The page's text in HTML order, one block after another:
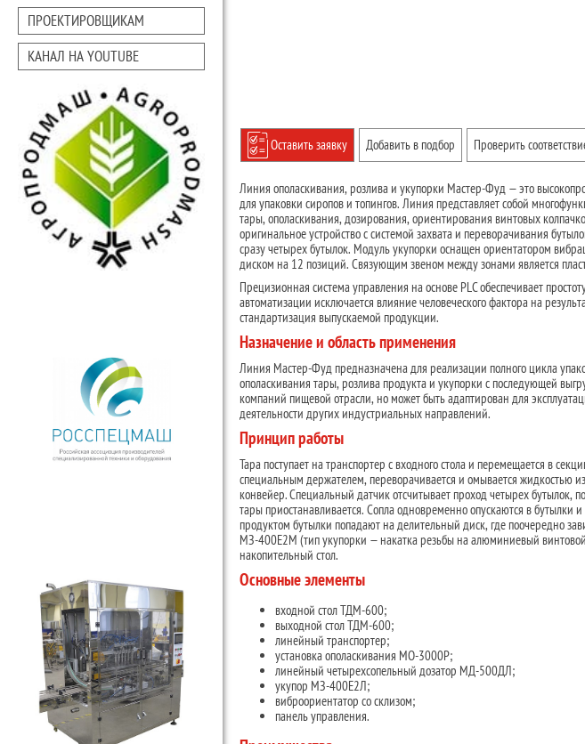
ПРОЕКТИРОВЩИКАМ
КАНАЛ НА YOUTUBE
Оставить заявку Добавить в подбор Проверить
Линия ополаскивания, розлива и укупорки Мастер-Фуд — это
для упаковки сиропов и топингов. Линия представляет собой
тары, ополаскивания, дозирования, ориентирования винтовых
оригинальное устройство с системой захвата и переворачивания
сразу четырех бутылок. Модуль укупорки оснащен ориентатором
диском на 12 позиций. Связующим звеном между зонами является
Прецизионная система управления на основе PLC обеспечивает
автоматизации исключается влияние человеческого фактора на
стандартизация выпускаемой продукции.
Назначение и область применения
Линия Мастер-Фуд предназначена для реализации полного цикла
ополаскивания тары, розлива продукта и укупорки с последующей
компаний пищевой отрасли, но может быть адаптирован для
деятельности других индустриальных направлений.
Принцип работы
Тара поступает на транспортер с входного стола и перемещается в
специальным держателем, переворачивается и омывается жидкостью
конвейер. Специальный датчик отсчитывает проход четырех бутылок,
тары приостанавливается. Сопла одновременно опускаются в
продуктом бутылки попадают на делительный диск, где поочередно
МЗ-400Е2М (тип укупорки — накатка резьбы на алюминиевый винтовой
накопительный стол.
Основные элементы
входной стол ТДМ-600;
выходной стол ТДМ-600;
линейный транспортер;
установка ополаскивания МО-3000Р;
линейный четырехсопельный дозатор МД-500ДЛ;
укупор МЗ-400Е2Л;
виброориентатор со склизом;
панель управления.